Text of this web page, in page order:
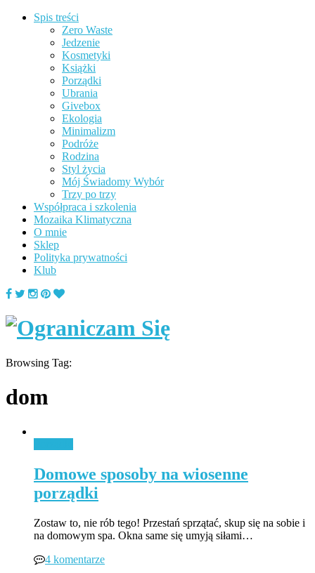
Spis treści
Zero Waste
Jedzenie
Kosmetyki
Książki
Porządki
Ubrania
Givebox
Ekologia
Minimalizm
Podróże
Rodzina
Styl życia
Mój Świadomy Wybór
Trzy po trzy
Współpraca i szkolenia
Mozaika Klimatyczna
O mnie
Sklep
Polityka prywatności
Klub
Browsing Tag:
dom
Domowe sposoby na wiosenne
porządki
Zostaw to, nie rób tego! Przestań sprzątać, skup się na sobie i
na domowym spa. Okna same się umyją siłami…
4 komentarze